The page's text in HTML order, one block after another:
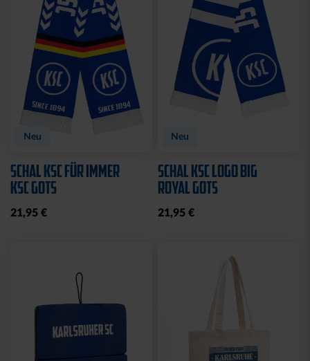
Neu
SCHAL KSC FÜR IMMER
KSC GOTS
21,95 €
Neu
SCHAL KSC LOGO BIG
ROYAL GOTS
21,95 €